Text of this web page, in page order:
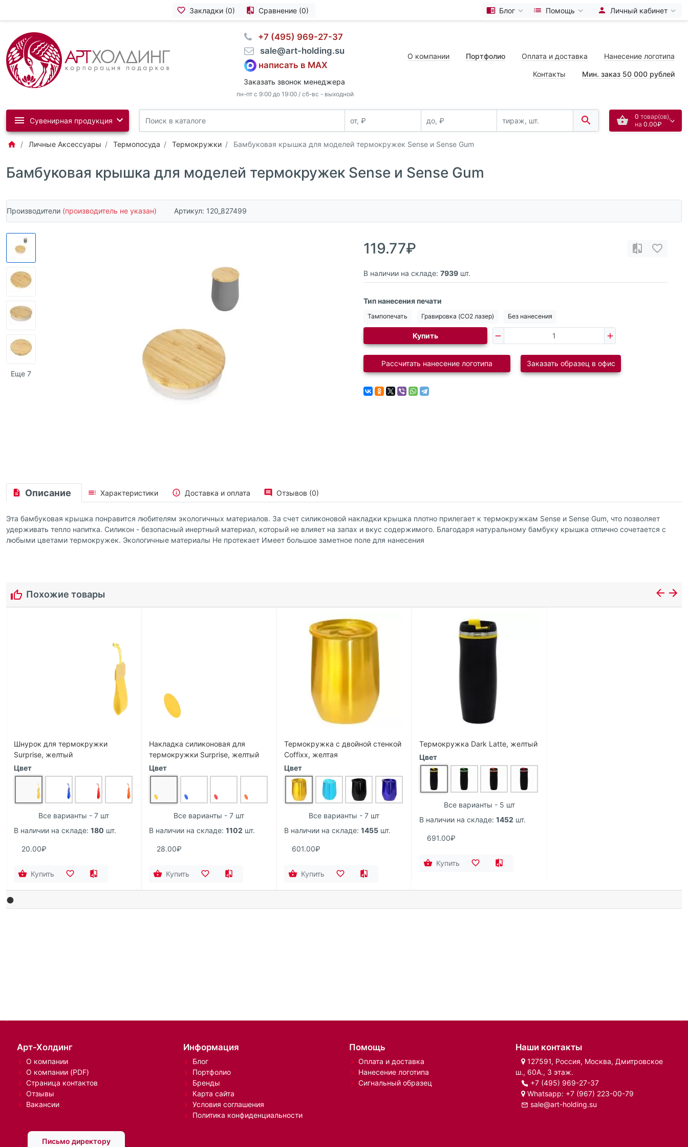
Закладки (0) Сравнение (0) Блог Помощь Личный кабинет
⠀+7 (495) 969-27-37
⠀sale@art-holding.su
написать в MAX
Заказать звонок менеджера
пн-пт с 9:00 до 19:00 / сб-вс - выходной
О компании Портфолио Оплата и доставка Нанесение логотипа
Контакты Мин. заказ 50 000 рублей
0 товар(ов),
на 0.00₽
Сувенирная продукция
Личные Аксессуары Термопосуда Термокружки Бамбуковая крышка для моделей термокружек Sense и Sense Gum
Бамбуковая крышка для моделей термокружек Sense и Sense Gum
Производители (производитель не указан) Артикул: 120_827499
Еще 7
119.77₽
В наличии на складе: 7939 шт.
Тип нанесения печати
Тампопечать Гравировка (CO2 лазер) Без нанесения
Купить
Рассчитать нанесение логотипа Заказать образец в офис
Описание Характеристики Доставка и оплата Отзывов (0)
Эта бамбуковая крышка понравится любителям экологичных материалов. За счет силиконовой накладки крышка плотно прилегает к термокружкам Sense и Sense Gum, что позволяет
удерживать тепло напитка. Силикон - безопасный инертный материал, который не влияет на запах и вкус содержимого. Благодаря натуральному бамбуку крышка отлично сочетается с
любыми цветами термокружек. Экологичные материалы Не протекает Имеет большое заметное поле для нанесения
Похожие товары
Шнурок для термокружки
Surprise, желтый
Цвет
Все варианты - 7 шт
В наличии на складе: 180 шт.
20.00₽
Купить
Накладка силиконовая для
термокружки Surprise, желтый
Цвет
Все варианты - 7 шт
В наличии на складе: 1102 шт.
28.00₽
Купить
Термокружка с двойной стенкой
Coffixx, желтая
Цвет
Все варианты - 7 шт
В наличии на складе: 1455 шт.
601.00₽
Купить
Термокружка Dark Latte, желтый
Цвет
Все варианты - 5 шт
В наличии на складе: 1452 шт.
691.00₽
Купить
Арт-Холдинг
О компании
О компании (PDF)
Страница контактов
Отзывы
Вакансии
Письмо директору
Информация
Блог
Портфолио
Бренды
Карта сайта
Условия соглашения
Политика конфиденциальности
Помощь
Оплата и доставка
Нанесение логотипа
Сигнальный образец
Наши контакты
127591, Россия, Москва, Дмитровское
ш., 60А., 3 этаж.
+7 (495) 969-27-37
Whatsapp: +7 (967) 223-00-79
sale@art-holding.su